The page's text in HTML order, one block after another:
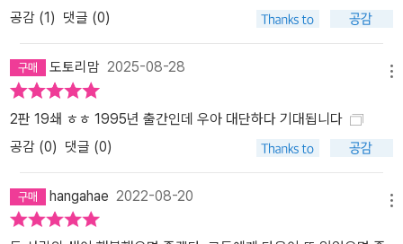
공감 (1) 댓글 (0)
도토리맘 2025-08-28
2판 19쇄 ㅎㅎ 1995년 출간인데 우아 대단하다 기대됩니다
공감 (0) 댓글 (0)
hangahae 2022-08-20